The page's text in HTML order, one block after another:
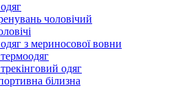
чоловічий
з мериносової вовни
одяг
білизна